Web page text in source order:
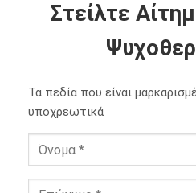
Στείλτε
Τα πεδία που είναι
υποχρεωτικά